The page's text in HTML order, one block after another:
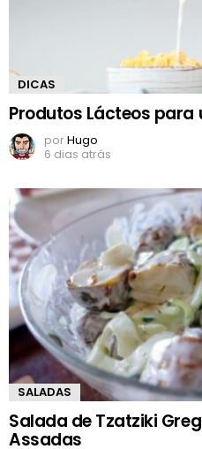
DICAS
Produtos Lácteos para
porHugo
6 dias atrás
SALADAS
Salada de Tzatziki
Assadas